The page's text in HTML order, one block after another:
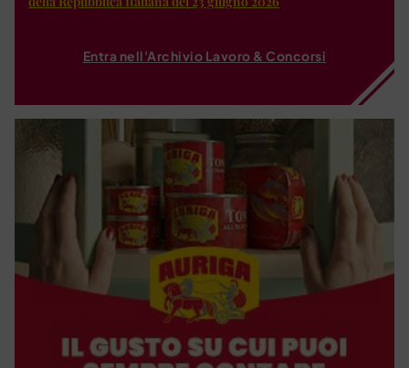
Entra nell'Archivio Lavoro & Concorsi